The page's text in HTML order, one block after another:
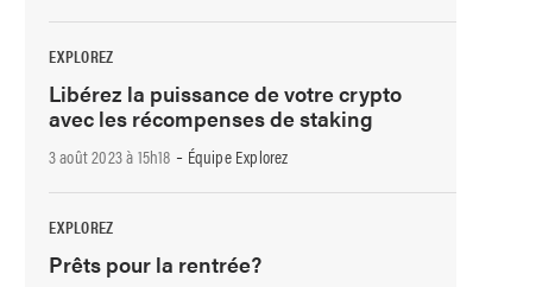
EXPLOREZ
Libérez la puissance de votre crypto
avec les récompenses de staking
3 août 2023 à 15h18 - Équipe Explorez
EXPLOREZ
Prêts pour la rentrée?